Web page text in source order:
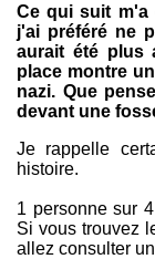
Ce qui suit m'a
j'ai préféré ne
aurait été plus
place montre
nazi. Que
devant une
Je rappelle
histoire.
1 personne sur
Si vous trouvez
allez consulter